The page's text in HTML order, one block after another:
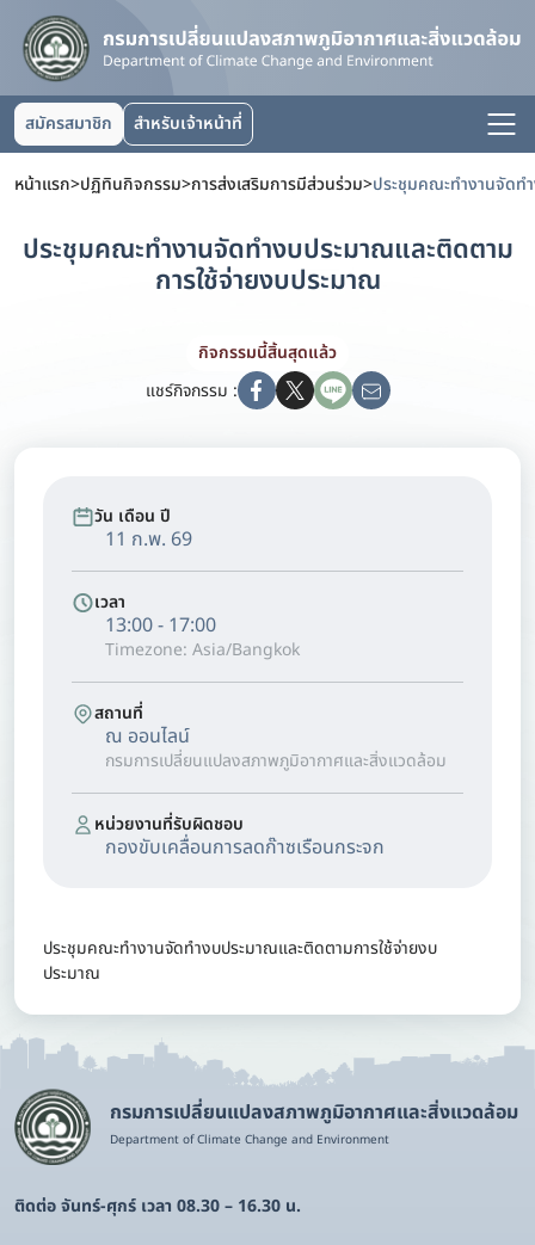
สมัครสมาชิก สำหรับเจ้าหน้าที่
หน้าแรก>ปฏิทินกิจกรรม>การส่งเสริมการมีส่วนร่วม>
ประชุมคณะทำงานจัดทำงบประมาณและติดตาม
การใช้จ่ายงบประมาณ
กิจกรรมนี้สิ้นสุดแล้ว
แชร์กิจกรรม :
วัน เดือน ปี
11 ก.พ. 69
เวลา
13:00 - 17:00
Timezone: Asia/Bangkok
สถานที่
ณ ออนไลน์
กรมการเปลี่ยนแปลงสภาพภูมิอากาศและสิ่งแวดล้อม
หน่วยงานที่รับผิดชอบ
กองขับเคลื่อนการลดก๊าซเรือนกระจก
ประชุมคณะทำงานจัดทำงบประมาณและติดตามการใช้จ่ายงบ
ประมาณ
กรมการเปลี่ยนแปลงสภาพภูมิอากาศและสิ่งแวดล้อม
Department of Climate Change and Environment
ติดต่อ จันทร์-ศุกร์ เวลา 08.30 – 16.30 น.